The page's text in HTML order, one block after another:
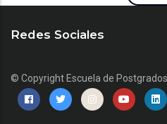
Redes Sociales
© Copyright Escuela de